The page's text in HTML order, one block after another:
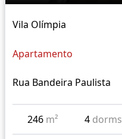
Vila Olímpia
Apartamento
Rua Bandeira Paulista
246 m² 4 dorms